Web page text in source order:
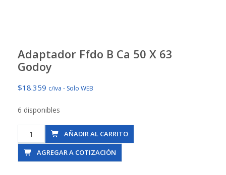
Adaptador Ffdo B Ca 50 X 63
Godoy
$18.359 c/iva - Solo WEB
6 disponibles
Adaptador
Ffdo
AÑADIR AL CARRITO
AGREGAR A COTIZACIÓN